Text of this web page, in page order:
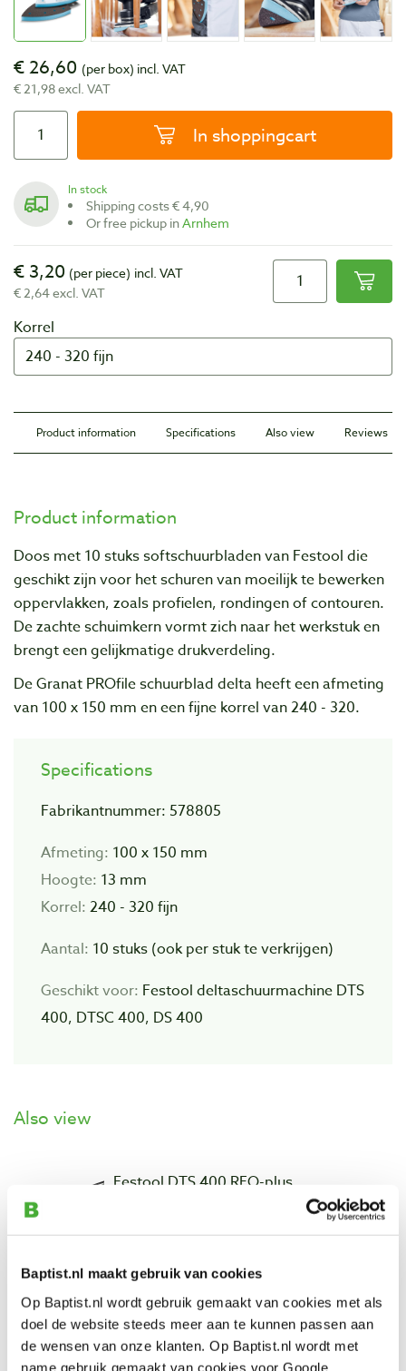
Baptist.nl maakt gebruik van cookies
Op Baptist.nl wordt gebruik gemaakt van cookies met als
doel de website steeds meer aan te kunnen passen aan
de wensen van onze klanten. Op Baptist.nl wordt met
name gebruik gemaakt van cookies voor Google
€ 26,60 (per box) incl. VAT
€ 21,98 excl. VAT
In shoppingcart
In stock
Shipping costs € 4,90
Or free pickup inArnhem
€ 3,20 (per piece) incl. VAT
€ 2,64 excl. VAT
Korrel
Product information Specifications Also view Reviews
Product information
Doos met 10 stuks softschuurbladen van Festool die
geschikt zijn voor het schuren van moeilijk te bewerken
oppervlakken, zoals profielen, rondingen of contouren.
De zachte schuimkern vormt zich naar het werkstuk en
brengt een gelijkmatige drukverdeling.
De Granat PROfile schuurblad delta heeft een afmeting
van 100 x 150 mm en een fijne korrel van 240 - 320.
Specifications
Fabrikantnummer: 578805
Afmeting: 100 x 150 mm
Hoogte: 13 mm
Korrel: 240 - 320 fijn
Aantal: 10 stuks (ook per stuk te verkrijgen)
Geschikt voor: Festool deltaschuurmachine DTS
400, DTSC 400, DS 400
Also view
Festool DTS 400 REQ-plus
€ 384,30 excl. VAT
In stock
Compare